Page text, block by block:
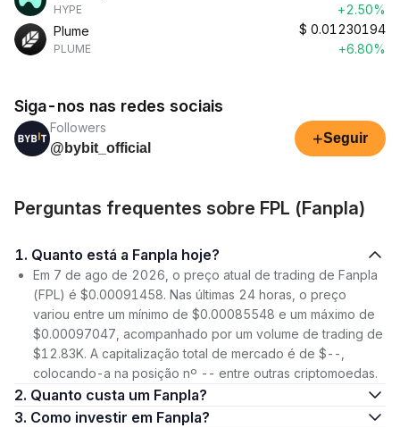
HYPE
+2.50%
Plume
PLUME
$ 0.01230194
+6.80%
Siga-nos nas redes sociais
Followers
@bybit_official
+Seguir
Perguntas frequentes sobre FPL (Fanpla)
1. Quanto está a Fanpla hoje?
Em 7 de ago de 2026, o preço atual de trading de Fanpla
(FPL) é $0.00091458. Nas últimas 24 horas, o preço
variou entre um mínimo de $0.00085548 e um máximo de
$0.00097047, acompanhado por um volume de trading de
$12.83K. A capitalização total de mercado é de $--,
colocando-a na posição nº -- entre outras criptomoedas.
2. Quanto custa um Fanpla?
3. Como investir em Fanpla?